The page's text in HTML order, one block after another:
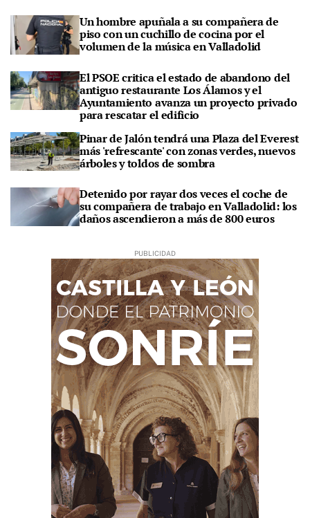
Un hombre apuñala a su compañera de
piso con un cuchillo de cocina por el
volumen de la música en Valladolid
El PSOE critica el estado de abandono del
antiguo restaurante Los Álamos y el
Ayuntamiento avanza un proyecto privado
para rescatar el edificio
Pinar de Jalón tendrá una Plaza del Everest
más 'refrescante' con zonas verdes, nuevos
árboles y toldos de sombra
Detenido por rayar dos veces el coche de
su compañera de trabajo en Valladolid: los
daños ascendieron a más de 800 euros